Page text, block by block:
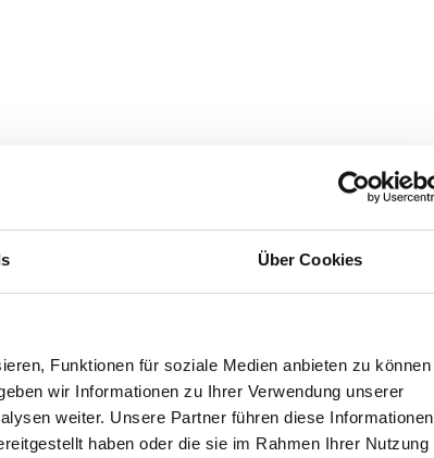
Über Cookies
Funktionen für soziale Medien anbieten zu können
wir Informationen zu Ihrer Verwendung unserer
weiter. Unsere Partner führen diese Informationen
haben oder die sie im Rahmen Ihrer Nutzung